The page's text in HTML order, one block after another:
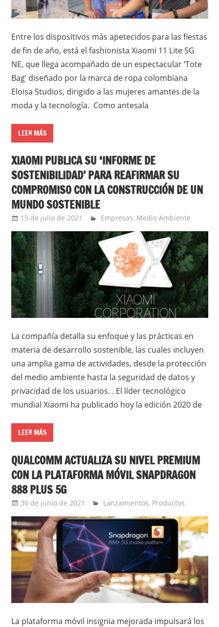
Entre los dispositivos más apetecidos para las fiestas
de fin de año, está el fashionista Xiaomi 11 Lite 5G
NE, que llega acompañado de un espectacular ‘Tote
Bag’ diseñado por la marca de ropa colombiana
Eloisa Studios, dirigido a las mujeres amantes de la
moda y la tecnología. Como antesala
LEER MÁS
XIAOMI PUBLICA SU ‘INFORME DE
SOSTENIBILIDAD’ PARA REAFIRMAR SU
COMPROMISO CON LA CONSTRUCCIÓN DE UN
MUNDO SOSTENIBLE
15 de julio de 2021 Ernesto Herrera
Empresas, Medio Ambiente
La compañía detalla su enfoque y las prácticas en
materia de desarrollo sostenible, las cuales incluyen
una amplia gama de actividades, desde la protección
del medio ambiente hasta la seguridad de datos y
privacidad de los usuarios. . El líder tecnológico
mundial Xiaomi ha publicado hoy la edición 2020 de
LEER MÁS
QUALCOMM ACTUALIZA SU NIVEL PREMIUM
CON LA PLATAFORMA MÓVIL SNAPDRAGON
888 PLUS 5G
30 de junio de 2021 Ernesto Herrera
Lanzamientos, Productos
La plataforma móvil insignia mejorada impulsará los